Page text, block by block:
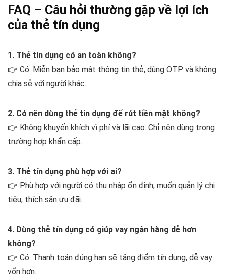
FAQ – Câu hỏi thường gặp về lợi ích
của thẻ tín dụng
1. Thẻ tín dụng có an toàn không?
👉 Có. Miễn bạn bảo mật thông tin thẻ, dùng OTP và không
chia sẻ với người khác.
2. Có nên dùng thẻ tín dụng để rút tiền mặt không?
👉 Không khuyến khích vì phí và lãi cao. Chỉ nên dùng trong
trường hợp khẩn cấp.
3. Thẻ tín dụng phù hợp với ai?
👉 Phù hợp với người có thu nhập ổn định, muốn quản lý chi
tiêu, thích săn ưu đãi.
4. Dùng thẻ tín dụng có giúp vay ngân hàng dễ hơn
không?
👉 Có. Thanh toán đúng hạn sẽ tăng điểm tín dụng, dễ vay
vốn hơn.